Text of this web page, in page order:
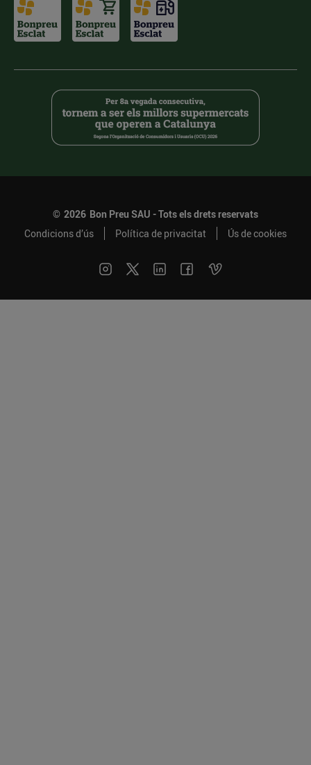
© 2026 Bon Preu SAU - Tots els drets reservats
Condicions d’ús
Política de privacitat Ús de cookies